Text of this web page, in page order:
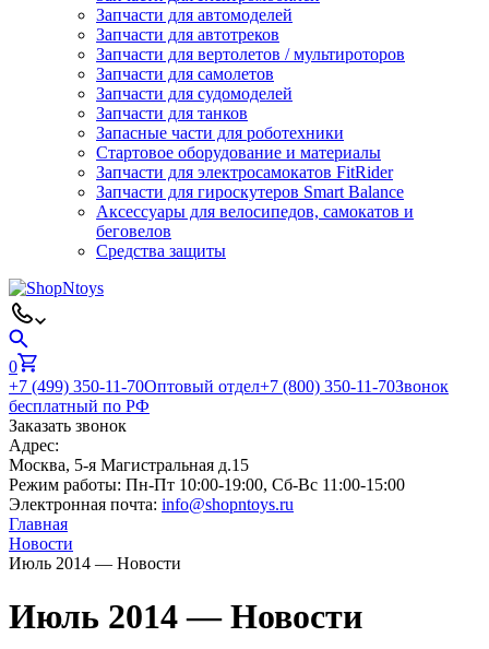
Запчасти для автомоделей
Запчасти для автотреков
Запчасти для вертолетов / мультироторов
Запчасти для самолетов
Запчасти для судомоделей
Запчасти для танков
Запасные части для роботехники
Стартовое оборудование и материалы
Запчасти для электросамокатов FitRider
Запчасти для гироскутеров Smart Balance
Аксессуары для велосипедов, самокатов и
беговелов
Средства защиты
0
+7 (499) 350-11-70Оптовый отдел+7 (800) 350-11-70Звонок
бесплатный по РФ
Заказать звонок
Адрес:
Москва, 5-я Магистральная д.15
Режим работы: Пн-Пт 10:00-19:00, Сб-Вс 11:00-15:00
Электронная почта: info@shopntoys.ru
Главная
Новости
Июль 2014 — Новости
Июль 2014 — Новости